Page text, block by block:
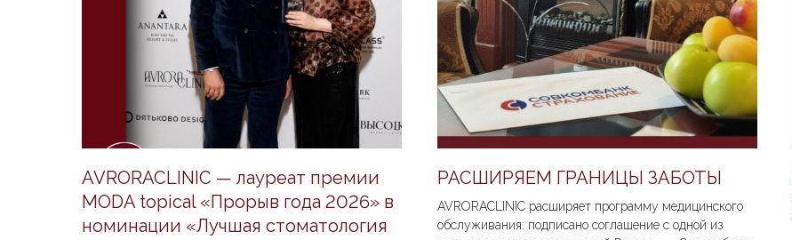
AVRORACLINIC — лауреат премии
MODA topical «Прорыв года 2026» в
номинации «Лучшая стоматология
РАСШИРЯЕМ ГРАНИЦЫ ЗАБОТЫ
AVRORACLINIC расширяет программу медицинского
обслуживания: подписано соглашение с одной из